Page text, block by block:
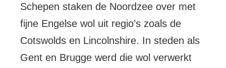
Schepen staken de Noordzee over met
fijne Engelse wol uit regio’s zoals de
Cotswolds en Lincolnshire. In steden als
Gent en Brugge werd die wol verwerkt